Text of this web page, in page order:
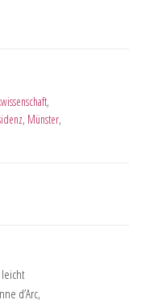
,
, Münster,
leicht
d’Arc,